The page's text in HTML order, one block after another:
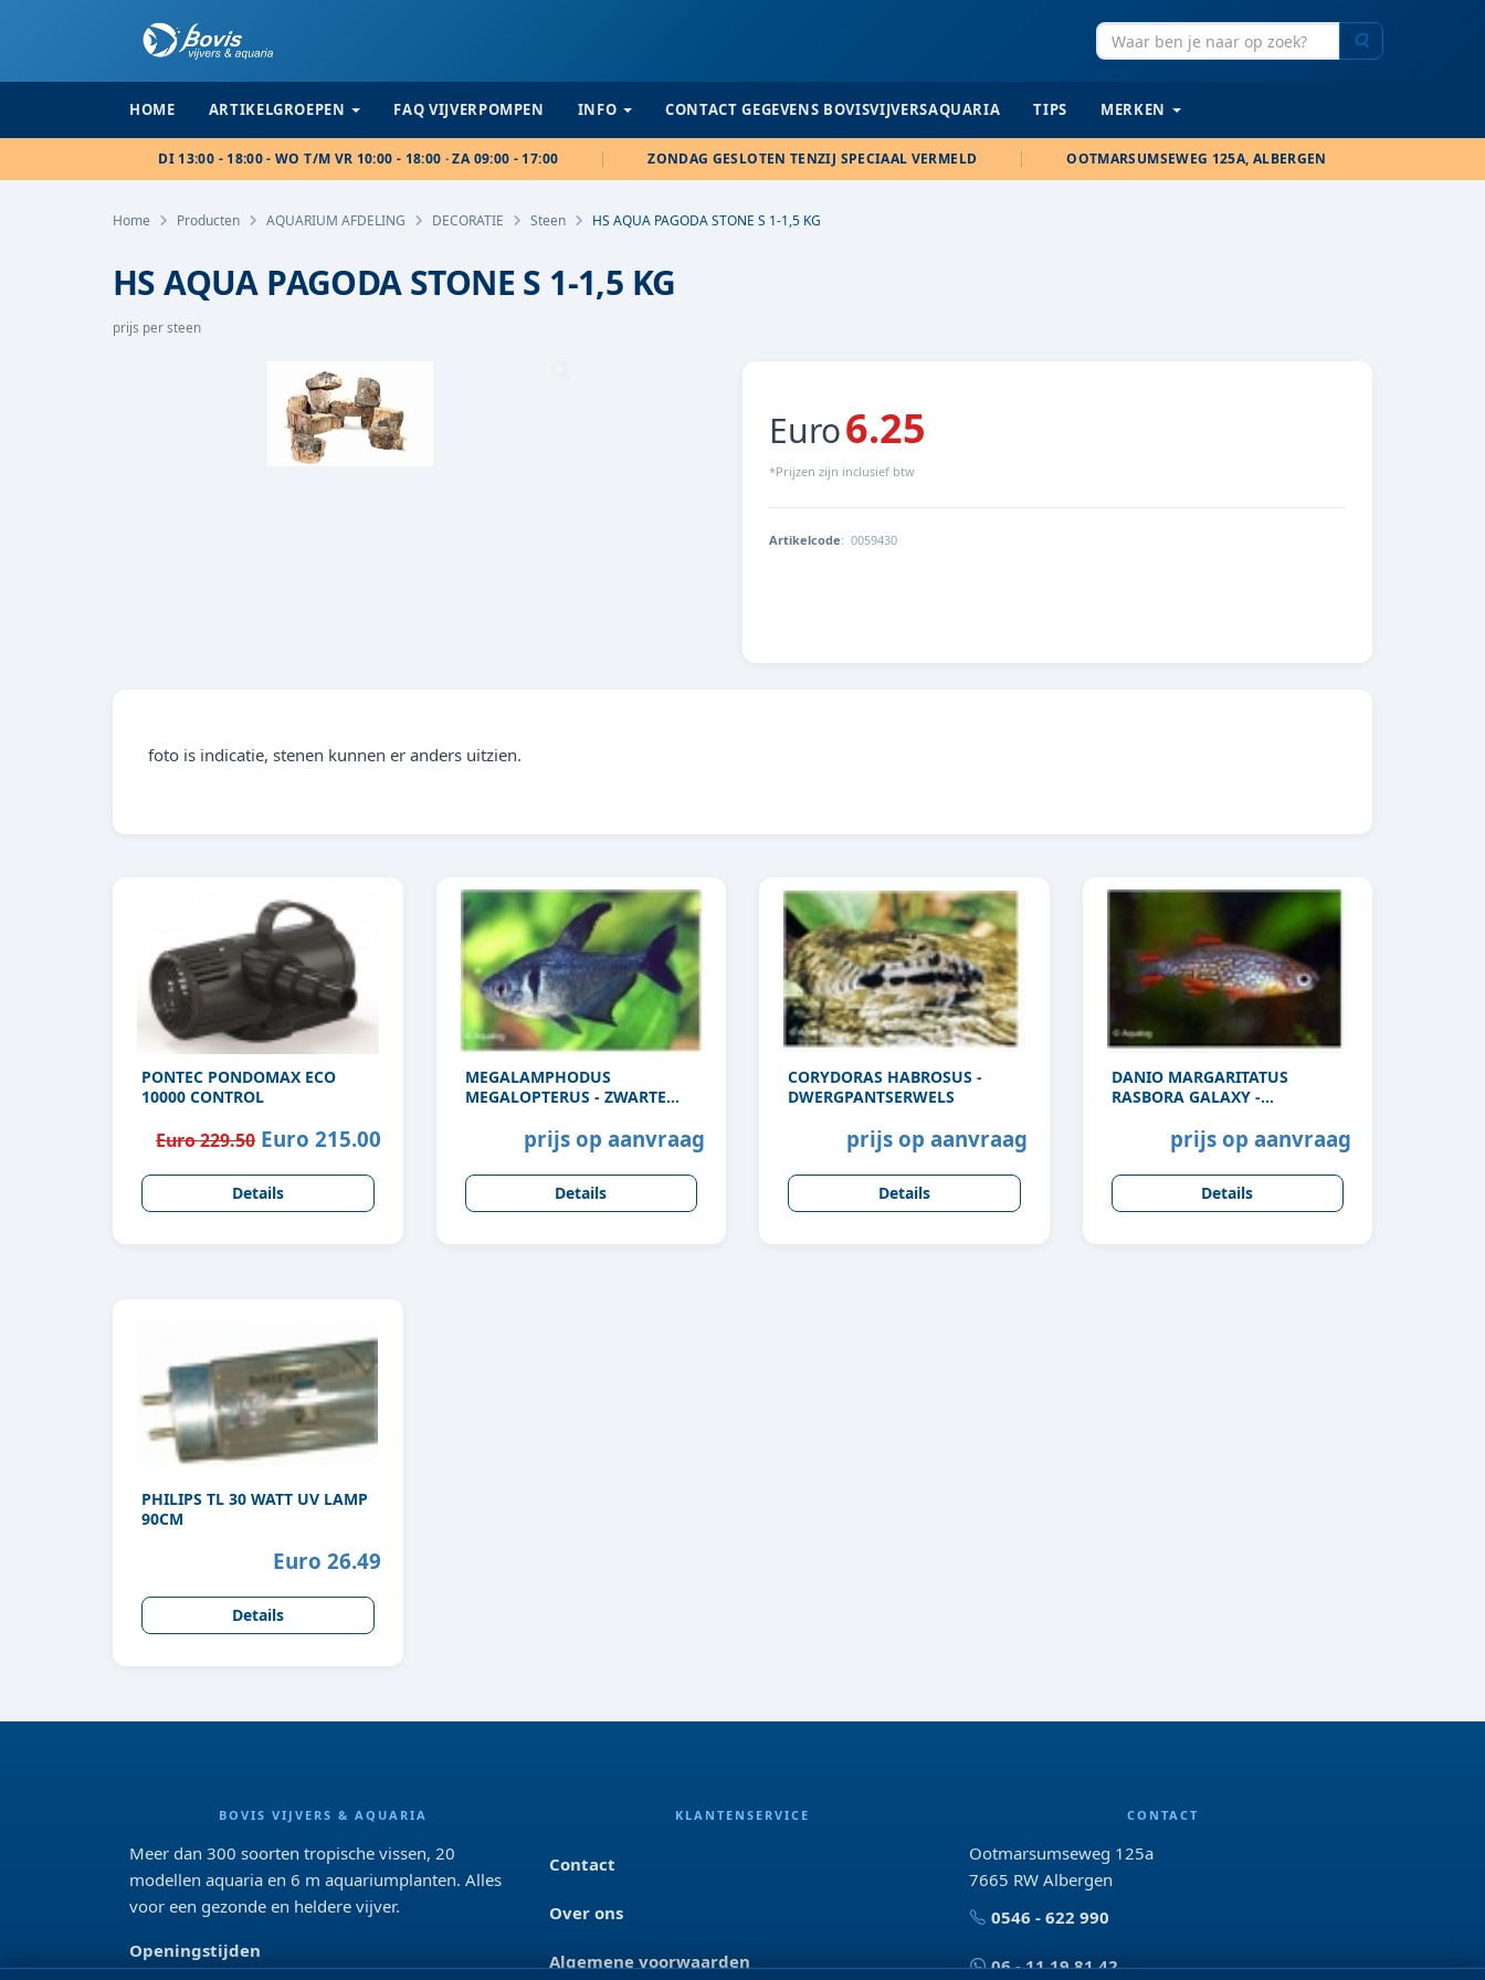
HOME ARTIKELGROEPEN FAQ VIJVERPOMPEN INFO CONTACT GEGEVENS BOVISVIJVERSAQUARIA TIPS MERKEN
DI 13:00 - 18:00 - WO T/M VR 10:00 - 18:00 · ZA 09:00 - 17:00 ZONDAG GESLOTEN TENZIJ SPECIAAL VERMELD OOTMARSUMSEWEG 125A, ALBERGEN
Home Producten AQUARIUM AFDELING DECORATIE Steen HS AQUA PAGODA STONE S 1-1,5 KG
HS AQUA PAGODA STONE S 1-1,5 KG
prijs per steen
Euro6.25
*Prijzen zijn inclusief btw
Artikelcode: 0059430
foto is indicatie, stenen kunnen er anders uitzien.
PONTEC PONDOMAX ECO
10000 CONTROL
Euro 229.50Euro 215.00
Details
MEGALAMPHODUS
MEGALOPTERUS - ZWARTE
prijs op aanvraag
Details
CORYDORAS HABROSUS -
DWERGPANTSERWELS
prijs op aanvraag
Details
DANIO MARGARITATUS
RASBORA GALAXY -
prijs op aanvraag
Details
PHILIPS TL 30 WATT UV LAMP
90CM
Euro 26.49
Details
BOVIS VIJVERS & AQUARIA
Meer dan 300 soorten tropische vissen, 20
modellen aquaria en 6 m aquariumplanten. Alles
voor een gezonde en heldere vijver.
Openingstijden
KLANTENSERVICE
Contact
Over ons
Algemene voorwaarden
CONTACT
Ootmarsumseweg 125a
7665 RW Albergen
0546 - 622 990
06 - 11 19 81 42